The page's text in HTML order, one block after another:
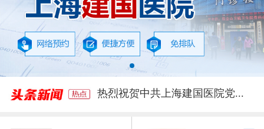
热烈祝贺中共上海建国医院党...